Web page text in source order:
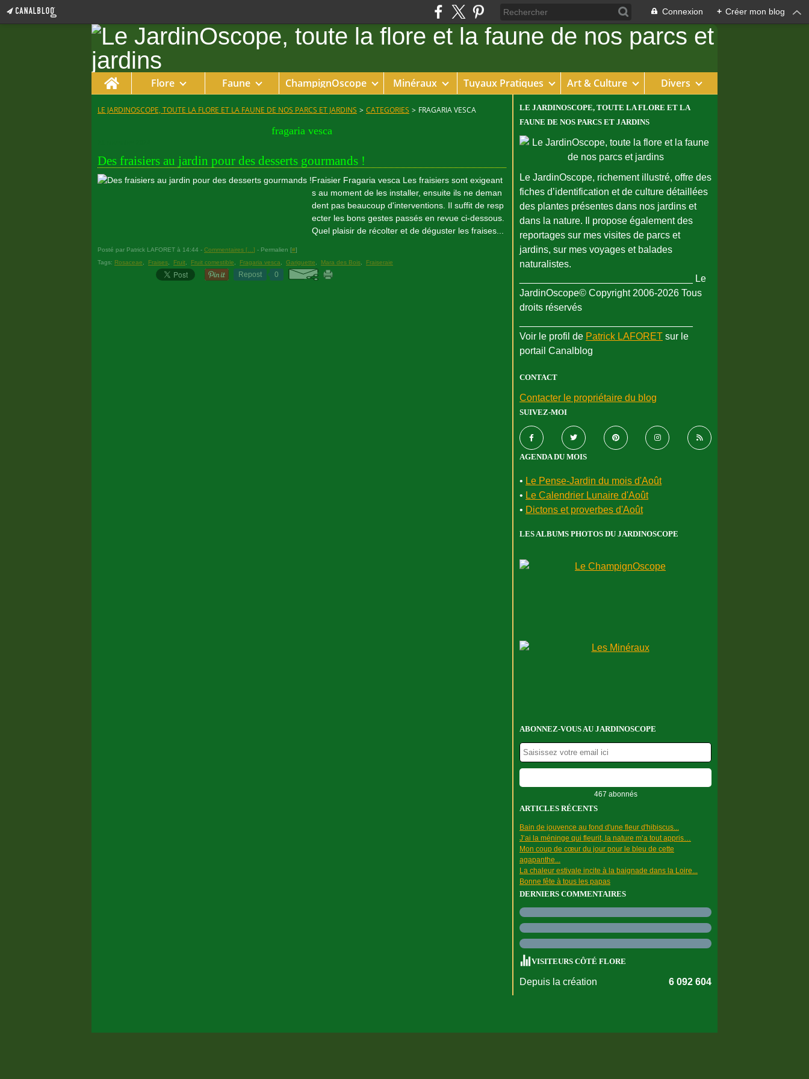
Connexion + Créer mon blog
Home Flore Faune ChampignOscope Minéraux Tuyaux Pratiques Art & Culture Divers
LE JARDINOSCOPE, TOUTE LA FLORE ET LA FAUNE DE NOS PARCS ET JARDINS > CATEGORIES > FRAGARIA VESCA
fragaria vesca
Des fraisiers au jardin pour des desserts gourmands !
Fraisier Fragaria vesca Les fraisiers sont exigeant
s au moment de les installer, ensuite ils ne deman
dent pas beaucoup d'interventions. Il suffit de resp
ecter les bons gestes passés en revue ci-dessous.
Quel plaisir de récolter et de déguster les fraises...
Posté par Patrick LAFORET à 14:44 - Commentaires [ ] - Permalien [#]
Tags: Rosaceae Fraises Fruit Fruit comestible Fragaria vesca Gariguette Mara des Bois Fraiseraie
Repost 0
LE JARDINOSCOPE, TOUTE LA FLORE ET LA
FAUNE DE NOS PARCS ET JARDINS
Le JardinOscope, richement illustré, offre des
fiches d’identification et de culture détaillées
des plantes présentes dans nos jardins et
dans la nature. Il propose également des
reportages sur mes visites de parcs et
jardins, sur mes voyages et balades
naturalistes.
________________________________ Le
JardinOscope© Copyright 2006-2026 Tous
droits réservés
Voir le profil de Patrick LAFORET sur le
portail Canalblog
CONTACT
Contacter le propriétaire du blog
SUIVEZ-MOI
AGENDA DU MOIS
• Le Pense-Jardin du mois d'Août
• Le Calendrier Lunaire d'Août
• Dictons et proverbes d'Août
LES ALBUMS PHOTOS DU JARDINOSCOPE
ABONNEZ-VOUS AU JARDINOSCOPE
467 abonnés
ARTICLES RÉCENTS
Bain de jouvence au fond d'une fleur d'hibiscus...
J’ai la méninge qui fleurit, la nature m’a tout appris…
Mon coup de cœur du jour pour le bleu de cette
agapanthe...
La chaleur estivale incite à la baignade dans la Loire...
Bonne fête à tous les papas
DERNIERS COMMENTAIRES
VISITEURS CÔTÉ FLORE
Depuis la création 6 092 604